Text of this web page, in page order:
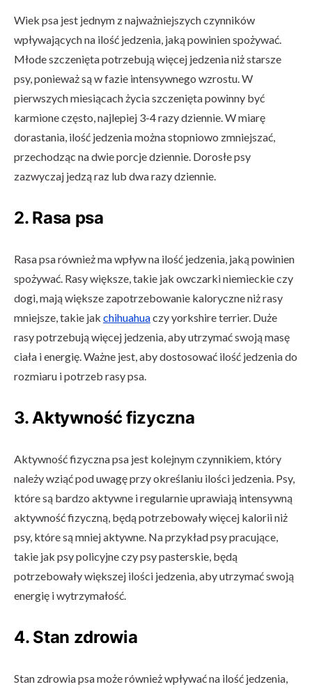
Wiek psa jest jednym z najważniejszych czynników
wpływających na ilość jedzenia, jaką powinien spożywać.
Młode szczenięta potrzebują więcej jedzenia niż starsze
psy, ponieważ są w fazie intensywnego wzrostu. W
pierwszych miesiącach życia szczenięta powinny być
karmione często, najlepiej 3-4 razy dziennie. W miarę
dorastania, ilość jedzenia można stopniowo zmniejszać,
przechodząc na dwie porcje dziennie. Dorosłe psy
zazwyczaj jedzą raz lub dwa razy dziennie.
2. Rasa psa
Rasa psa również ma wpływ na ilość jedzenia, jaką powinien
spożywać. Rasy większe, takie jak owczarki niemieckie czy
dogi, mają większe zapotrzebowanie kaloryczne niż rasy
mniejsze, takie jak chihuahuaczy yorkshire terrier. Duże
rasy potrzebują więcej jedzenia, aby utrzymać swoją masę
ciała i energię. Ważne jest, aby dostosować ilość jedzenia do
rozmiaru i potrzeb rasy psa.
3. Aktywność fizyczna
Aktywność fizyczna psa jest kolejnym czynnikiem, który
należy wziąć pod uwagę przy określaniu ilości jedzenia. Psy,
które są bardzo aktywne i regularnie uprawiają intensywną
aktywność fizyczną, będą potrzebowały więcej kalorii niż
psy, które są mniej aktywne. Na przykład psy pracujące,
takie jak psy policyjne czy psy pasterskie, będą
potrzebowały większej ilości jedzenia, aby utrzymać swoją
energię i wytrzymałość.
4. Stan zdrowia
Stan zdrowia psa może również wpływać na ilość jedzenia,